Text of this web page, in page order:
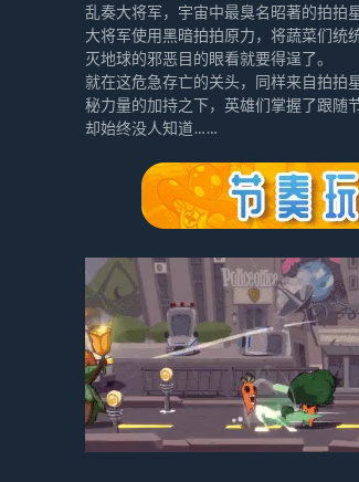
乱奏大将军，宇宙中最臭名昭著的拍拍
大将军使用黑暗拍拍原力，将蔬菜们统
灭地球的邪恶目的眼看就要得逞了。
就在这危急存亡的关头，同样来自拍
秘力量的加持之下，英雄们掌握了跟随
却始终没人知道……